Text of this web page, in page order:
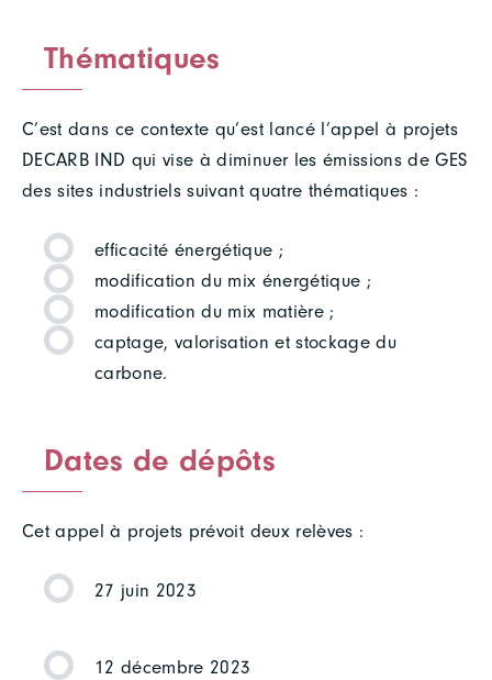
Thématiques
C’est dans ce contexte qu’est lancé l’appel à projets
DECARB IND qui vise à diminuer les émissions de GES
des sites industriels suivant quatre thématiques :
efficacité énergétique ;
modification du mix énergétique ;
modification du mix matière ;
captage, valorisation et stockage du
carbone.
Dates de dépôts
Cet appel à projets prévoit deux relèves :
27 juin 2023
12 décembre 2023